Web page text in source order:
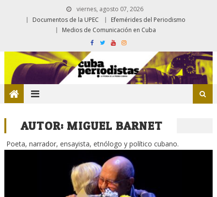
viernes, agosto 07, 2026
Documentos de la UPEC
Efemérides del Periodismo
Medios de Comunicación en Cuba
AUTOR:MIGUEL BARNET
Poeta, narrador, ensayista, etnólogo y político cubano.